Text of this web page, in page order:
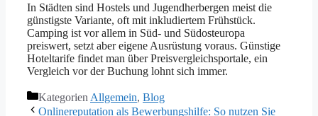
In Städten sind Hostels und Jugendherbergen meist die
günstigste Variante, oft mit inkludiertem Frühstück.
Camping ist vor allem in Süd- und Südosteuropa
preiswert, setzt aber eigene Ausrüstung voraus. Günstige
Hoteltarife findet man über Preisvergleichsportale, ein
Vergleich vor der Buchung lohnt sich immer.
Kategorien Allgemein, Blog
Onlinereputation als Bewerbungshilfe: So nutzen Sie